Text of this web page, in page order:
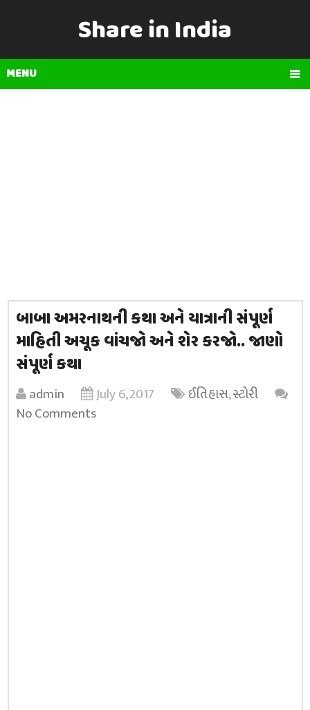
Share in India
MENU
બાબા અમરનાથની કથા અને યાત્રાની સંપૂર્ણ
માહિતી અચૂક વાંચજો અને શેર કરજો.. જાણો
સંપૂર્ણ કથા
admin July 6, 2017 ઈતિહાસ,સ્ટોરી
No Comments